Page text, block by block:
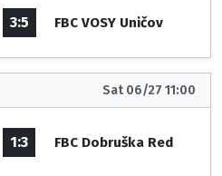
3:5 FBC VOSY Uničov
Sat 06/27 11:00
1:3 FBC Dobruška Red